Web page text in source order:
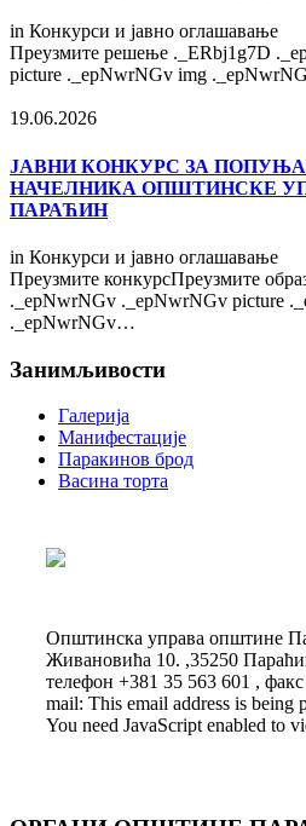
in Конкурси и јавно оглашавање
Преузмите решење ._ERbj1g7D
picture ._epNwrNGv img
19.06.2026
ЈАВНИ КОНКУРС ЗА
НАЧЕЛНИКА ОПШТИНСКЕ
ПАРАЋИН
in Конкурси и јавно оглашавање
Преузмите конкурсПреузмите
._epNwrNGv ._epNwrNGv picture
._epNwrNGv…
Занимљивости
Галерија
Манифестације
Паракинов брод
Васина торта
Општинска управа општине
Живановића 10. ,35250
телефон +381 35 563 601 ,
mail: This email address is being
You need JavaScript enabled to